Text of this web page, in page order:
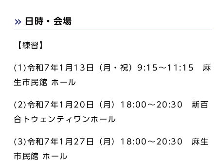
日時・会場
【練習】
(1)令和7年1月13日（月・祝）9:15～11:15 麻
生市民館 ホール
(2)令和7年1月20日（月）18:00～20:30 新百
合トウェンティワンホール
(3)令和7年1月27日（月）18:00～20:30 麻生
市民館 ホール